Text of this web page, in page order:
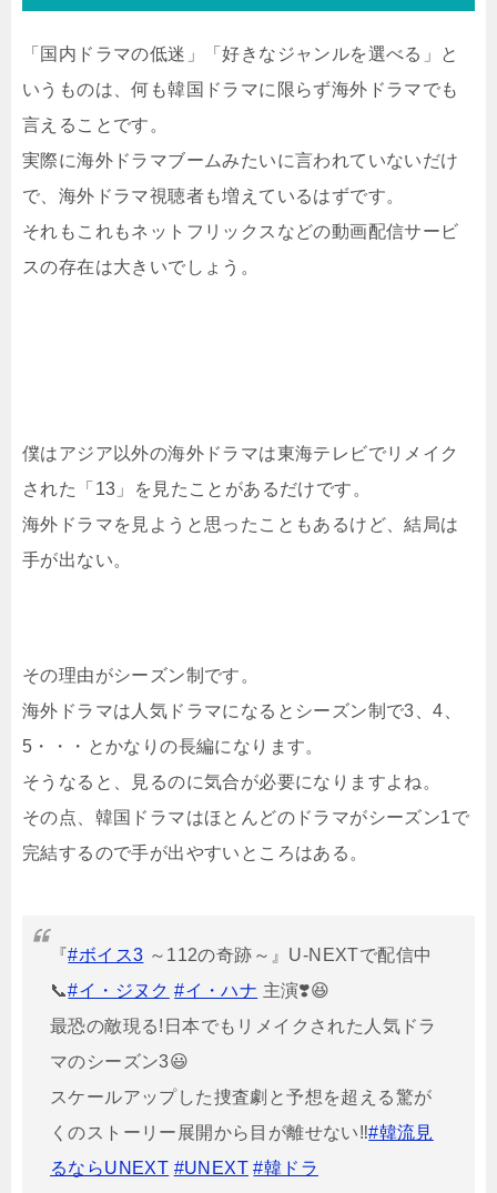
「国内ドラマの低迷」「好きなジャンルを選べる」と
いうものは、何も韓国ドラマに限らず海外ドラマでも
言えることです。
実際に海外ドラマブームみたいに言われていないだけ
で、海外ドラマ視聴者も増えているはずです。
それもこれもネットフリックスなどの動画配信サービ
スの存在は大きいでしょう。
僕はアジア以外の海外ドラマは東海テレビでリメイク
された「13」を見たことがあるだけです。
海外ドラマを見ようと思ったこともあるけど、結局は
手が出ない。
その理由がシーズン制です。
海外ドラマは人気ドラマになるとシーズン制で3、4、
5・・・とかなりの長編になります。
そうなると、見るのに気合が必要になりますよね。
その点、韓国ドラマはほとんどのドラマがシーズン1で
完結するので手が出やすいところはある。
『#ボイス3 ～112の奇跡～』U-NEXTで配信中
📞#イ・ジヌク #イ・ハナ 主演❣️😆
最恐の敵現る!日本でもリメイクされた人気ドラ
マのシーズン3😃
スケールアップした捜査劇と予想を超える驚が
くのストーリー展開から目が離せない‼️#韓流見
るならUNEXT #UNEXT #韓ドラ